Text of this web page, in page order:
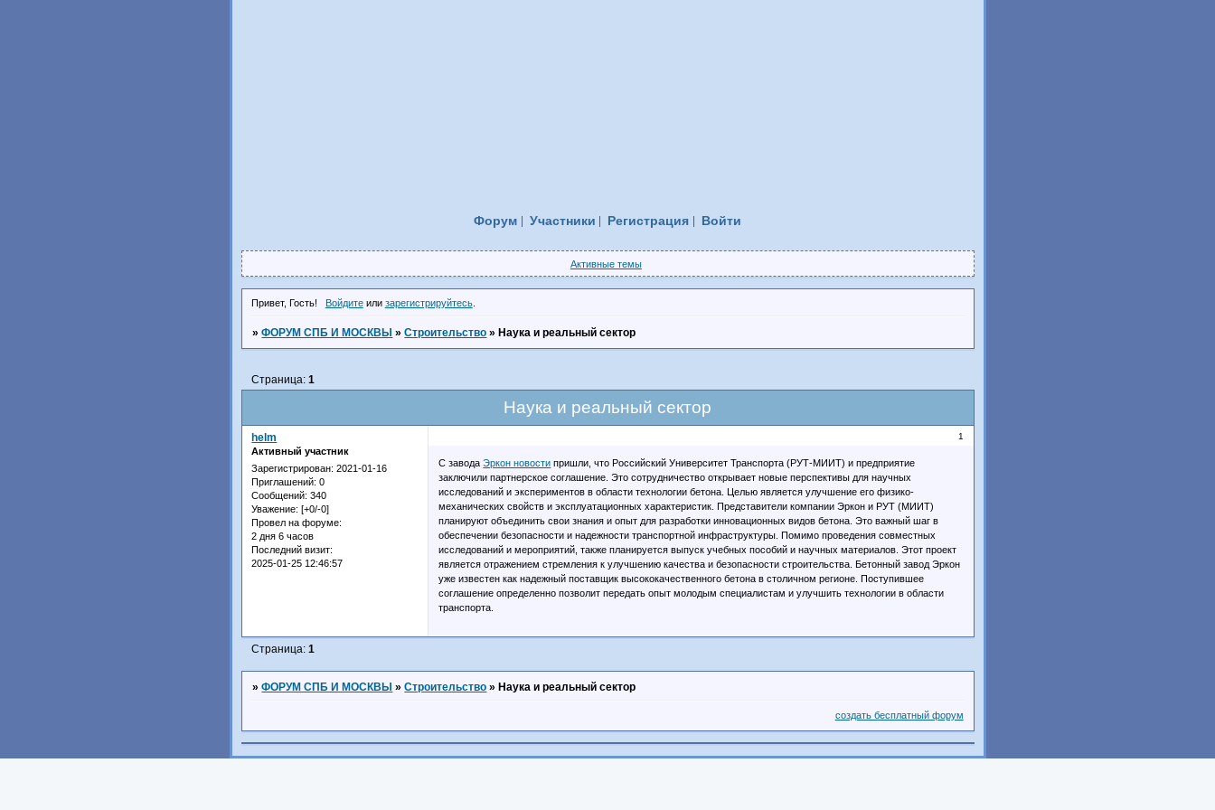
Форум Участники Регистрация Войти
Активные темы
Привет, Гость! Войдитеили зарегистрируйтесь.
»ФОРУМ СПБ И МОСКВЫ »Строительство » Наука и реальный сектор
Наука и реальный сектор
Страница:1
1
helm
Активный участник
Зарегистрирован: 2021-01-16
Приглашений: 0
Сообщений: 340
Уважение: [+0/-0]
Провел на форуме:
2 дня 6 часов
Последний визит:
2025-01-25 12:46:57
С заводаЭркон новости пришли, что Российский Университет Транспорта (РУТ-МИИТ) и предприятие
заключили партнерское соглашение. Это сотрудничество открывает новые перспективы для научных
исследований и экспериментов в области технологии бетона. Целью является улучшение его физико-
механических свойств и эксплуатационных характеристик. Представители компании Эркон и РУТ (МИИТ)
планируют объединить свои знания и опыт для разработки инновационных видов бетона. Это важный шаг в
обеспечении безопасности и надежности транспортной инфраструктуры. Помимо проведения совместных
исследований и мероприятий, также планируется выпуск учебных пособий и научных материалов. Этот проект
является отражением стремления к улучшению качества и безопасности строительства. Бетонный завод Эркон
уже известен как надежный поставщик высококачественного бетона в столичном регионе. Поступившее
соглашение определенно позволит передать опыт молодым специалистам и улучшить технологии в области
транспорта.
Страница:1
»ФОРУМ СПБ И МОСКВЫ »Строительство »Наука и реальный сектор
создать бесплатный форум